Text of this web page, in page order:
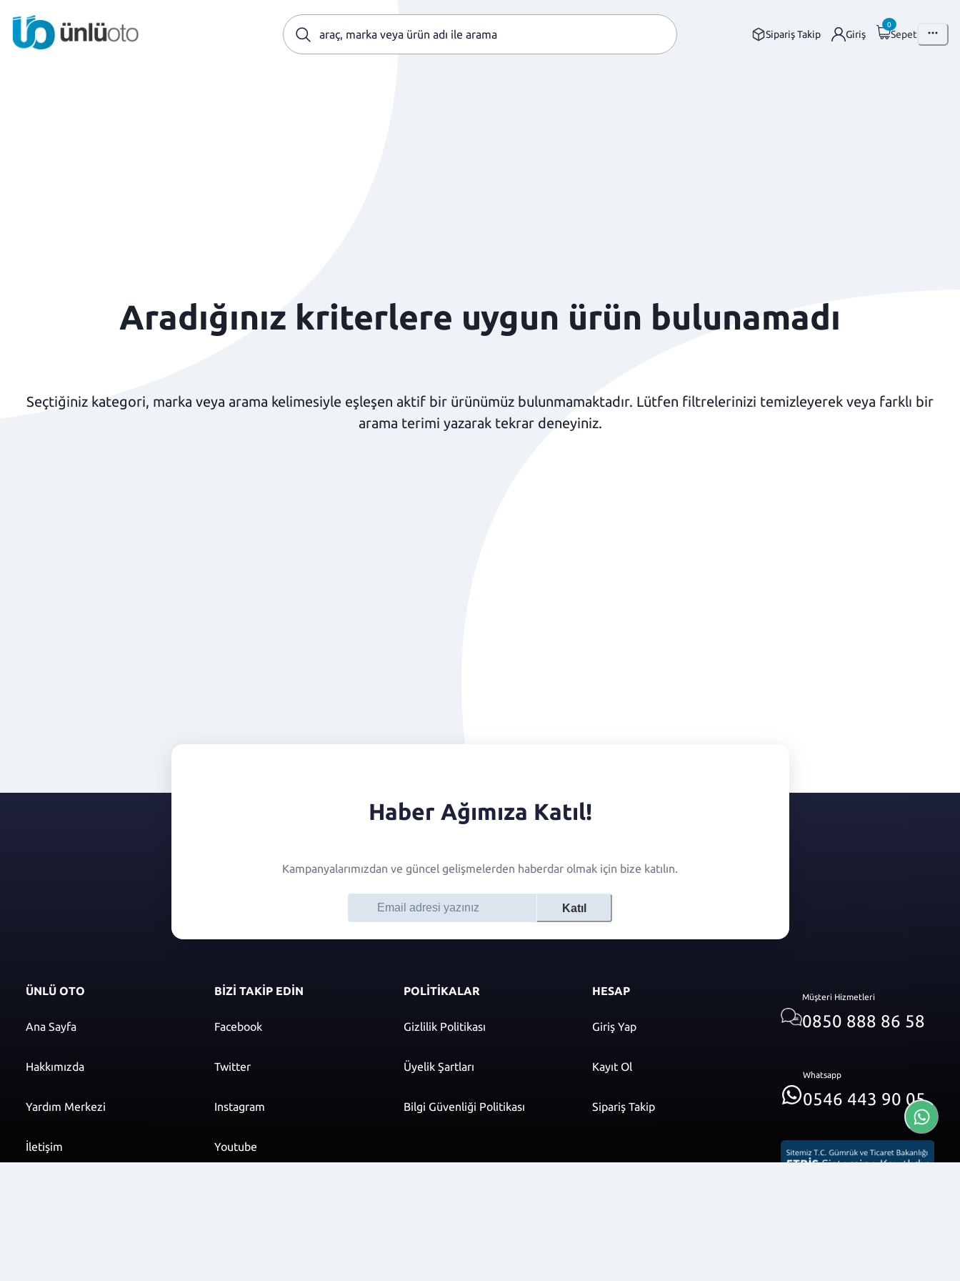
Sipariş Takip Giriş
0
Sepet
Aradığınız kriterlere uygun ürün bulunamadı
Seçtiğiniz kategori, marka veya arama kelimesiyle eşleşen aktif bir ürünümüz bulunmamaktadır. Lütfen filtrelerinizi temizleyerek veya farklı bir
arama terimi yazarak tekrar deneyiniz.
Haber Ağımıza Katıl!
Kampanyalarımızdan ve güncel gelişmelerden haberdar olmak için bize katılın.
Katıl
ÜNLÜ OTO
Ana Sayfa
Hakkımızda
Yardım Merkezi
İletişim
BİZİ TAKİP EDİN
Facebook
Twitter
Instagram
Youtube
POLİTİKALAR
Gizlilik Politikası
Üyelik Şartları
Bilgi Güvenliği Politikası
HESAP
Giriş Yap
Kayıt Ol
Sipariş Takip
Müşteri Hizmetleri
0850 888 86 58
Whatsapp
0546 443 90 05